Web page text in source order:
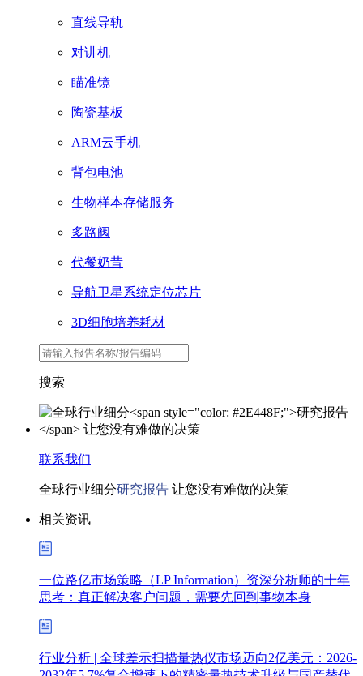
直线导轨
对讲机
瞄准镜
陶瓷基板
ARM云手机
背包电池
生物样本存储服务
多路阀
代餐奶昔
导航卫星系统定位芯片
3D细胞培养耗材
搜索
联系我们
全球行业细分研究报告 让您没有难做的决策
相关资讯
一位路亿市场策略（LP Information）资深分析师的十年
思考：真正解决客户问题，需要先回到事物本身
行业分析 | 全球差示扫描量热仪市场迈向2亿美元：2026-